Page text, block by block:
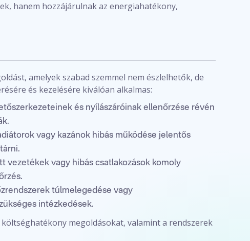
hanem hozzájárulnak az energiahatékony,
amelyek szabad szemmel nem észlelhetők, de
és kezelésére kiválóan alkalmas:
és nyílászáróinak ellenőrzése révén
vagy kazánok hibás működése jelentős
vezetékek vagy hibás csatlakozások komoly
túlmelegedése vagy
intézkedések.
megoldásokat, valamint a rendszerek